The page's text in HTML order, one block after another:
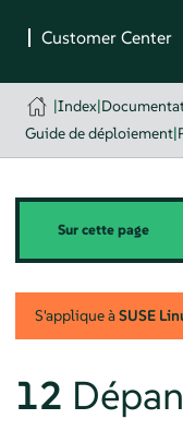
|Index|
Guide de déploiement|
Sur cette page
S'applique àSUSE
12